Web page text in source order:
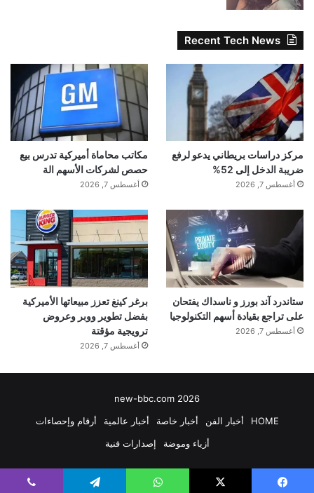
Recent Tech News
مركز دراسات بريطاني يدعو لرفع
ضريبة الدخل إلى 52%
أغسطس 7, 2026
مكاتب محاماة أميركية تدرس بيع
حصص لشركات الأسهم الة
أغسطس 7, 2026
ستاندرد آند بورز و ناسداك يفتحان
على تراجع بقيادة أسهم التكنولوجيا
أغسطس 7, 2026
برغر كينغ تعزز مبيعاتها الأميركية
بفضل تطوير ووبر وعروض
ترويجية مؤقتة
أغسطس 7, 2026
new-bbc.com 2026
HOME
أخبار الفن أخبار خاصة أخبار عالمية
أرقام وإحصاءات
أزياء وموضة
إصدارات فنية